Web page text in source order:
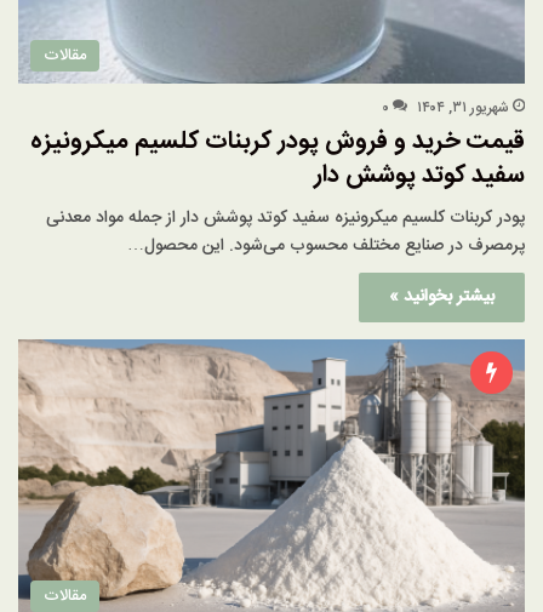
مقالات
شهریور ۳۱, ۱۴۰۴ ۰
قیمت خرید و فروش پودر کربنات کلسیم میکرونیزه
سفید کوتد پوشش دار
پودر کربنات کلسیم میکرونیزه سفید کوتد پوشش دار از جمله مواد معدنی
پرمصرف در صنایع مختلف محسوب می‌شود. این محصول…
بیشتر بخوانید »
مقالات